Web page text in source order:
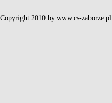
Copyright 2010 by www.cs-zaborze.pl